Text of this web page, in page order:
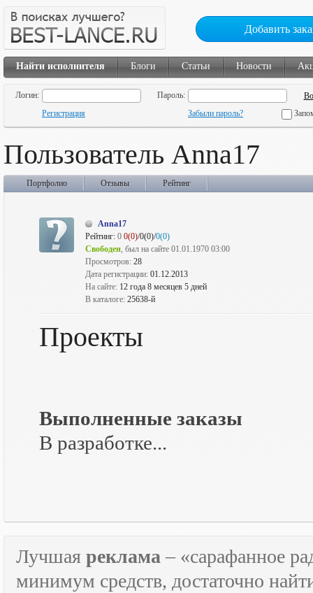
Добавить
Найти исполнителя Блоги Статьи Новости
Логин:
Пароль:
Регистрация
Забыли пароль?
Пользователь Anna17
Портфолио Отзывы Рейтинг
Anna17
Рейтинг: 0 0(0)/0(0)/0(0)
Свободен, был на сайте 01.01.1970 03:00
Просмотров: 28
Дата регистрации: 01.12.2013
На сайте: 12 года 8 месяцев 5 дней
В каталоге: 25638-й
Проекты
Выполненные заказы
В разработке...
Лучшая реклама – «сарафанное
минимум средств, достаточно